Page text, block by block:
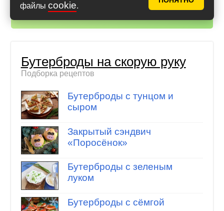
файлы cookie.
Айфон (iOS)
Андроид
Бутерброды на скорую руку
Подборка рецептов
Бутерброды с тунцом и
сыром
Закрытый сэндвич
«Поросёнок»
Бутерброды с зеленым
луком
Бутерброды с сёмгой